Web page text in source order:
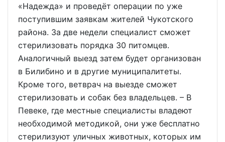
«Надежда» и проведёт операции по уже
поступившим заявкам жителей Чукотского
района. За две недели специалист сможет
стерилизовать порядка 30 питомцев.
Аналогичный выезд затем будет организован
в Билибино и в другие муниципалитеты.
Кроме того, ветврач на выезде сможет
стерилизовать и собак без владельцев. – В
Певеке, где местные специалисты владеют
необходимой методикой, они уже бесплатно
стерилизуют уличных животных, которых им